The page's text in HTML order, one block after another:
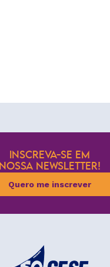
INSCREVA-SE EM
NOSSA NEWSLETTER!
Quero me inscrever